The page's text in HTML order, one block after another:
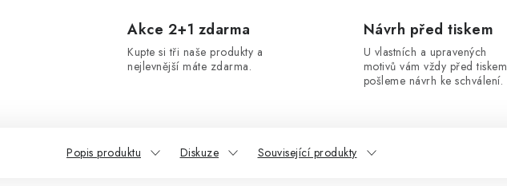
Akce 2+1 zdarma
Kupte si tři naše produkty a
nejlevnější máte zdarma.
Návrh před tiskem
U vlastních a upravených
motivů vám vždy před tiskem
pošleme návrh ke schválení.
Popis produktu Diskuze Související produkty